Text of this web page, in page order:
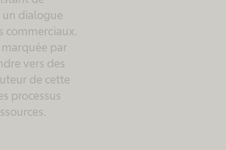
un dialogue
commerciaux.
par
vers des
de cette
processus